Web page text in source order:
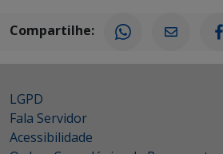
Compartilhe:
LGPD
Fala Servidor
Acessibilidade